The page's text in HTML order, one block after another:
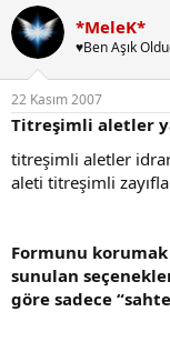
n
b
u
y
u
b
a
l
a
n
l
a
ı
ç
t
a
r
i
*MeleK*
♥Ben Aşık
22 Kasım 2007
Titreşimli aletler
titreşimli aletler
aleti titreşimli
Formunu
sunulan
göre sadece